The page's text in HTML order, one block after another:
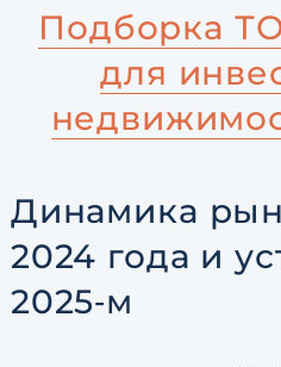
Подборка
для
Динамика
2024 года и
2025‑м